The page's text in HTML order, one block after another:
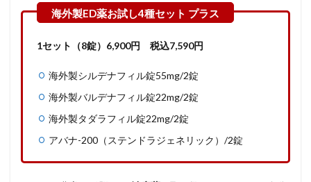
1セット（8錠）6,900円 税込7,590円
海外製シルデナフィル錠55mg/2錠
海外製バルデナフィル錠22mg/2錠
海外製タダラフィル錠22mg/2錠
アバナ-200（ステンドラジェネリック）/2錠